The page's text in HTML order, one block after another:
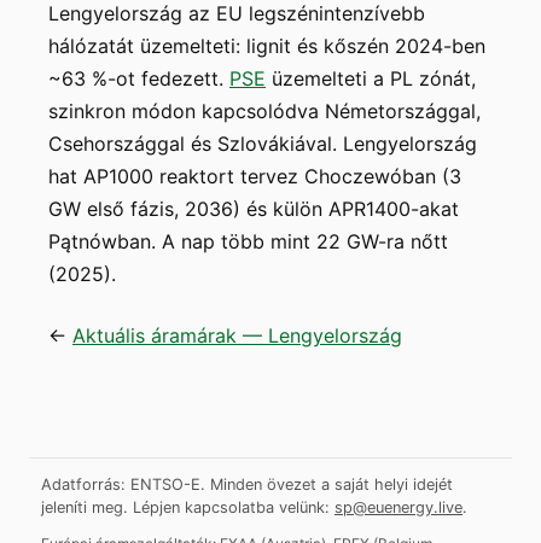
Lengyelország az EU legszénintenzívebb
hálózatát üzemelteti: lignit és kőszén 2024-ben
~63 %-ot fedezett. PSE üzemelteti a PL zónát,
szinkron módon kapcsolódva Németországgal,
Csehországgal és Szlovákiával. Lengyelország
hat AP1000 reaktort tervez Choczewóban (3
GW első fázis, 2036) és külön APR1400-akat
Pątnówban. A nap több mint 22 GW-ra nőtt
(2025).
← Aktuális áramárak — Lengyelország
Adatforrás: ENTSO-E. Minden övezet a saját helyi idejét
jeleníti meg. Lépjen kapcsolatba velünk: sp@euenergy.live.